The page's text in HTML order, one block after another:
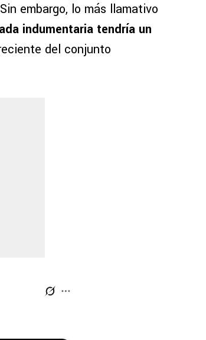
embargo, lo más llamativo
indumentaria tendría un
del conjunto